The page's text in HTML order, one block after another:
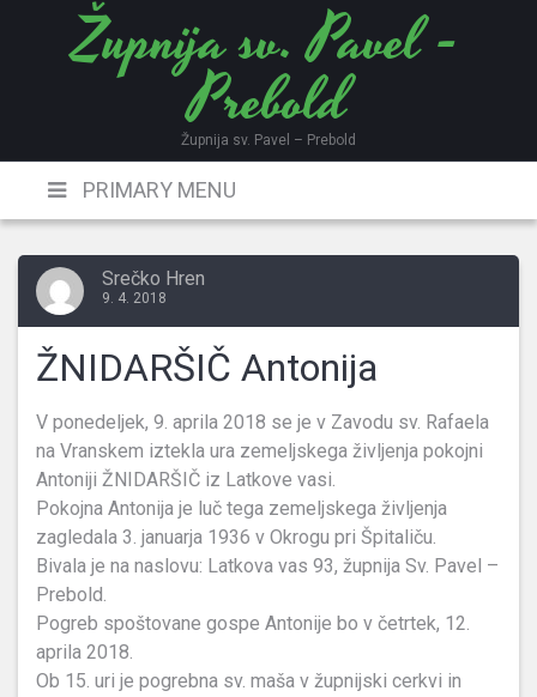
Župnija sv. Pavel -
Prebold
Župnija sv. Pavel – Prebold
PRIMARY MENU
Srečko Hren
9. 4. 2018
ŽNIDARŠIČ Antonija
V ponedeljek, 9. aprila 2018 se je v Zavodu sv. Rafaela
na Vranskem iztekla ura zemeljskega življenja pokojni
Antoniji ŽNIDARŠIČ iz Latkove vasi.
Pokojna Antonija je luč tega zemeljskega življenja
zagledala 3. januarja 1936 v Okrogu pri Špitaliču.
Bivala je na naslovu: Latkova vas 93, župnija Sv. Pavel –
Prebold.
Pogreb spoštovane gospe Antonije bo v četrtek, 12.
aprila 2018.
Ob 15. uri je pogrebna sv. maša v župnijski cerkvi in